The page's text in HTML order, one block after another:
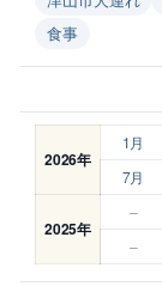
食事
2026年
1月
7月
2025年
–
–